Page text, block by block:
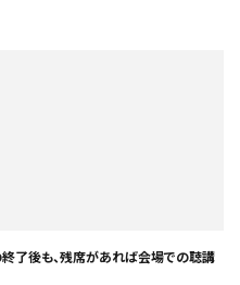
了後も、残席があれば会場での聴講